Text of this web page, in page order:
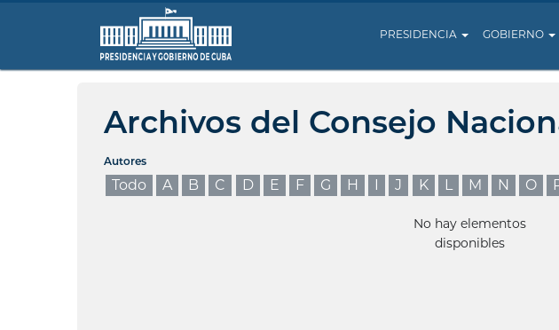
PRESIDENCIA GOBIERNO
Archivos del Consejo
Autores
Todo A B C D E F G H I J K L M N O
No hay elementos
disponibles